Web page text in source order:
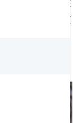
不同。在本文
是什麼，這
在健康益